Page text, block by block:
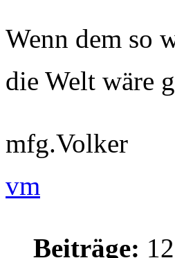
Wenn dem so
die Welt wäre
mfg.Volker
vm
Beiträge: